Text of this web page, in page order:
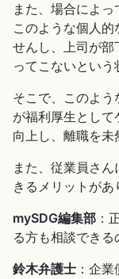
また、場合によっ
このような個人
せんし、上司が部
ってこないという
そこで、このよ
が福利厚生とし
向上し、離職を未
また、従業員さ
きるメリットがあ
mySDG編集部 ：
る方も相談できる
鈴木弁護士 ：企